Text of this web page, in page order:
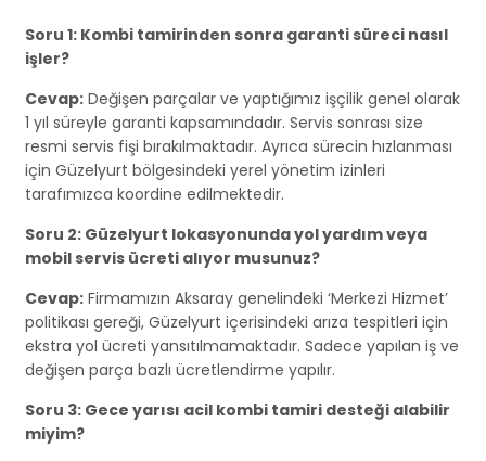
Soru 1: Kombi tamirinden sonra garanti süreci nasıl
işler?
Cevap: Değişen parçalar ve yaptığımız işçilik genel olarak
1 yıl süreyle garanti kapsamındadır. Servis sonrası size
resmi servis fişi bırakılmaktadır. Ayrıca sürecin hızlanması
için Güzelyurt bölgesindeki yerel yönetim izinleri
tarafımızca koordine edilmektedir.
Soru 2: Güzelyurt lokasyonunda yol yardım veya
mobil servis ücreti alıyor musunuz?
Cevap: Firmamızın Aksaray genelindeki ‘Merkezi Hizmet’
politikası gereği, Güzelyurt içerisindeki arıza tespitleri için
ekstra yol ücreti yansıtılmamaktadır. Sadece yapılan iş ve
değişen parça bazlı ücretlendirme yapılır.
Soru 3: Gece yarısı acil kombi tamiri desteği alabilir
miyim?